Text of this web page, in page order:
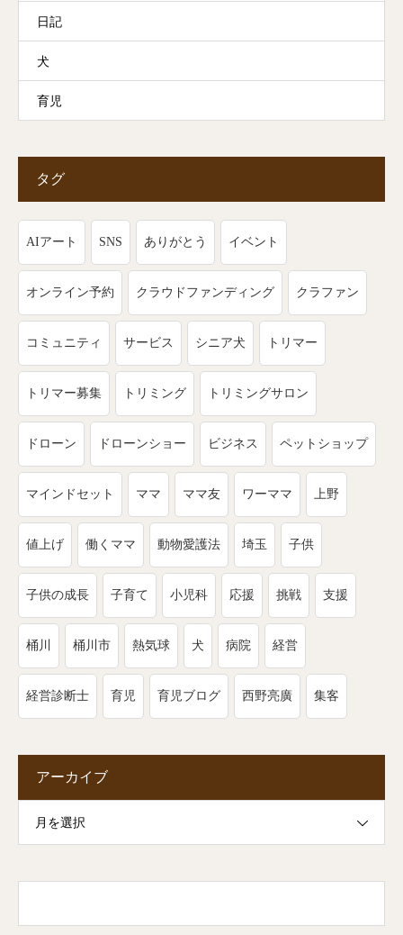
日記
犬
育児
タグ
AIアート SNS ありがとう イベント
オンライン予約 クラウドファンディング クラファン
コミュニティ サービス シニア犬 トリマー
トリマー募集 トリミング トリミングサロン
ドローン ドローンショー ビジネス ペットショップ
マインドセット ママ ママ友 ワーママ 上野
値上げ 働くママ 動物愛護法 埼玉 子供
子供の成長 子育て 小児科 応援 挑戦 支援
桶川 桶川市 熱気球 犬 病院 経営
経営診断士 育児 育児ブログ 西野亮廣 集客
アーカイブ
月を選択